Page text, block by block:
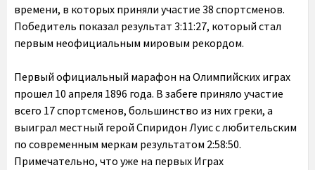
времени, в которых приняли участие 38 спортсменов.
Победитель показал результат 3:11:27, который стал
первым неофициальным мировым рекордом.
Первый официальный марафон на Олимпийских играх
прошел 10 апреля 1896 года. В забеге приняло участие
всего 17 спортсменов, большинство из них греки, а
выиграл местный герой Спиридон Луис с любительским
по современным меркам результатом 2:58:50.
Примечательно, что уже на первых Играх